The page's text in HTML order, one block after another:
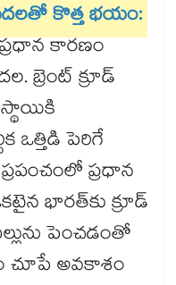
కొత్త భయం:
కారణం
బ్రెంట్ క్రూడ్
స్థాయికి
ఒత్తిడి పెరిగే
ప్రధాన
భారత్‌కు క్రూడ్
పెంచడంతో
చూపే అవకాశం